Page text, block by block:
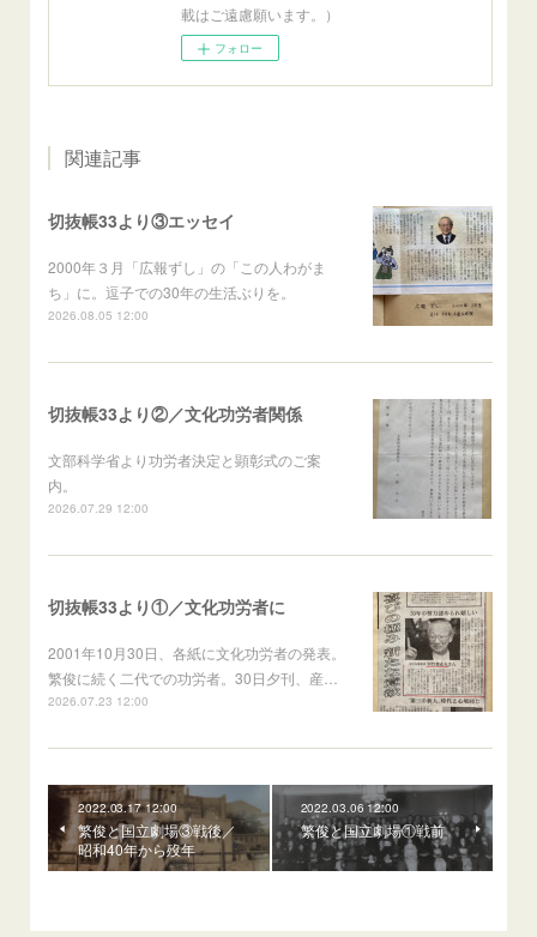
載はご遠慮願います。）
フォロー
関連記事
切抜帳33より③エッセイ
2000年３月「広報ずし」の「この人わがま
ち」に。逗子での30年の生活ぶりを。
2026.08.05 12:00
切抜帳33より②／文化功労者関係
文部科学省より功労者決定と顕彰式のご案
内。
2026.07.29 12:00
切抜帳33より①／文化功労者に
2001年10月30日、各紙に文化功労者の発表。
繁俊に続く二代での功労者。30日夕刊、産…
2026.07.23 12:00
2022.03.17 12:00
繁俊と国立劇場③戦後／
昭和40年から歿年
2022.03.06 12:00
繁俊と国立劇場①戦前